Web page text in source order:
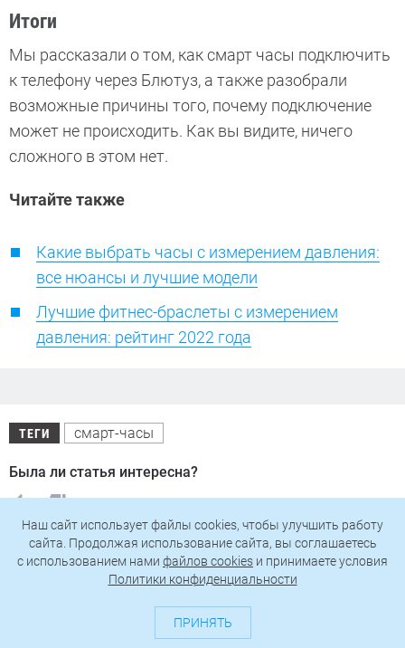
Итоги
Мы рассказали о том, как смарт часы подключить
к телефону через Блютуз, а также разобрали
возможные причины того, почему подключение
может не происходить. Как вы видите, ничего
сложного в этом нет.
Читайте также
Какие выбрать часы с измерением давления:
все нюансы и лучшие модели
Лучшие фитнес-браслеты с измерением
давления: рейтинг 2022 года
ТЕГИ смарт-часы
Была ли статья интересна?
Поделиться
Подпишитесь на рассылку
с самыми популярными статьями
Наш сайт использует файлы cookies, чтобы улучшить работу
сайта. Продолжая использование сайта, вы соглашаетесь
c использованием нами файлов cookies и принимаете условия
Политики конфиденциальности
ПРИНЯТЬ